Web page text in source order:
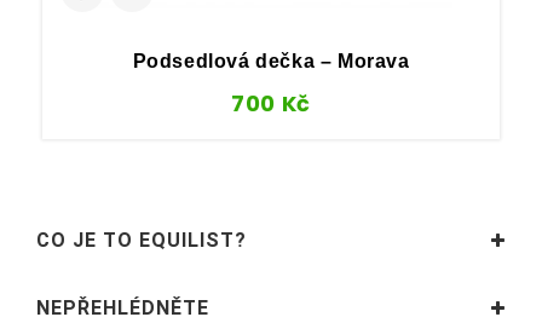
Podsedlová dečka – Morava
700 Kč
CO JE TO EQUILIST?
NEPŘEHLÉDNĚTE